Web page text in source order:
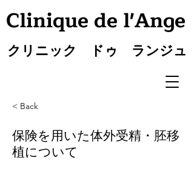
Clinique de l'Ange
クリニック ドゥ ランジュ
< Back
保険を用いた体外受精・胚移
植について